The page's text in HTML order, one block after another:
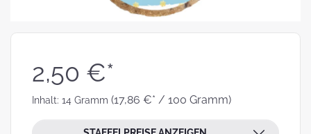
2,50 €*
Inhalt: 14 Gramm (17,86 €* / 100 Gramm)